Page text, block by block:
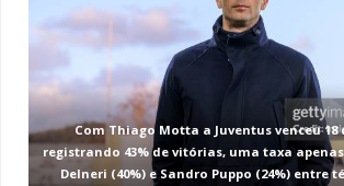
Com Thiago Motta a Juventus venceu 18
registrando 43% de vitórias, uma taxa
Delneri (40%) e Sandro Puppo (24%) entre